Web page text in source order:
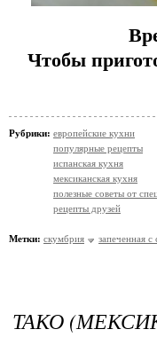
Чтобы
Рубрики: европейские кухни
популярные рецепты
испанская кухня
мексиканская кухня
полезные советы от
рецепты друзей
Метки: скумбрия запеченная
ТАКО